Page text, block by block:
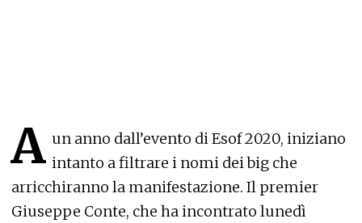
A un anno dall’evento di Esof 2020, iniziano
intanto a filtrare i nomi dei big che
arricchiranno la manifestazione. Il premier
Giuseppe Conte, che ha incontrato lunedì